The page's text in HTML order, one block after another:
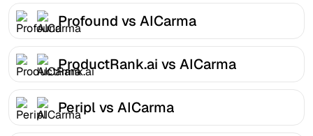
Profound vs AICarma
ProductRank.ai vs AICarma
Peripl vs AICarma